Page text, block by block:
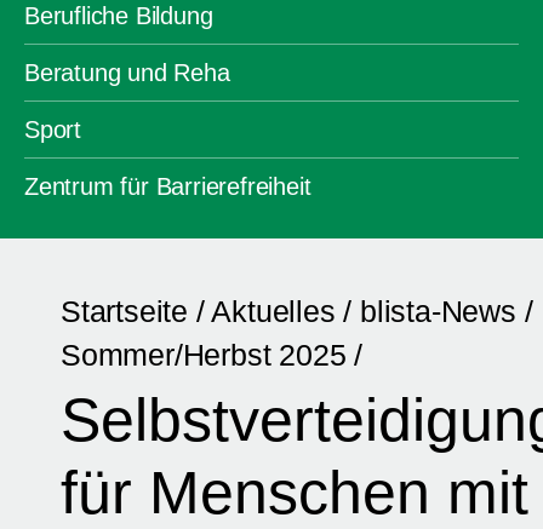
Berufliche Bildung
Beratung und Reha
Sport
Zentrum für Barrierefreiheit
Startseite /Aktuelles / blista-News /
Sommer/Herbst 2025 /
für Menschen mit